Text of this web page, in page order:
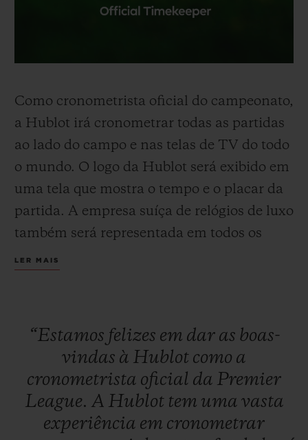
Como cronometrista oficial do campeonato,
a Hublot irá cronometrar todas as partidas
ao lado do campo e nas telas de TV do todo
o mundo. O logo da Hublot será exibido em
uma tela que mostra o tempo e o placar da
partida. A empresa suíça de relógios de luxo
também será representada em todos os
jogos através da placa de arbitragem na
árbitros da Premier League também vão
marcar o tempo com luxuosos relógios de
pulso Hublot Big Bang, que apresenta a
tecnologia de linha do gol. Entre as
partidas, a Hublot aparecerá em todas as
LER MAIS
“Estamos felizes em dar as boas-
vindas à Hublot como a
cronometrista oficial da Premier
League. A Hublot tem uma vasta
experiência em cronometrar